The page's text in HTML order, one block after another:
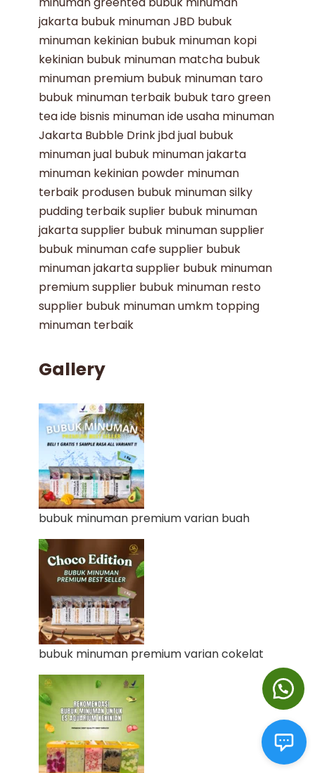
jakarta bubuk minuman JBD bubuk
minuman kekinian bubuk minuman kopi
kekinian bubuk minuman matcha bubuk
minuman premium bubuk minuman taro
bubuk minuman terbaik bubuk tarogreen
teaide bisnis minumanide usaha minuman
Jakarta Bubble Drinkjbdjual bubuk
minumanjual bubuk minuman jakarta
minuman kekinian powder minuman
terbaik produsen bubuk minumansilky
pudding terbaiksuplier bubuk minuman
jakartasupplier bubuk minumansupplier
bubuk minuman cafesupplier bubuk
minuman jakartasupplier bubuk minuman
premiumsupplier bubuk minuman resto
supplier bubuk minuman umkm topping
minuman terbaik
Gallery
bubuk minuman premium varian buah
bubuk minuman premium varian cokelat